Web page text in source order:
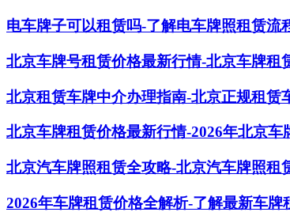
电车牌子可以租赁吗-了解电车牌照租赁流
北京车牌号租赁价格最新行情-北京车牌租
北京租赁车牌中介办理指南-北京正规租赁
北京车牌租赁价格最新行情-2026年北京车
北京汽车牌照租赁全攻略-北京汽车牌照租
2026年车牌租赁价格全解析-了解最新车牌